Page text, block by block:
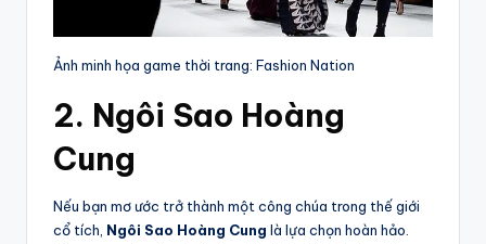
Ảnh minh họa game thời trang: Fashion Nation
2. Ngôi Sao Hoàng
Cung
Nếu bạn mơ ước trở thành một công chúa trong thế giới
cổ tích, Ngôi Sao Hoàng Cung là lựa chọn hoàn hảo.